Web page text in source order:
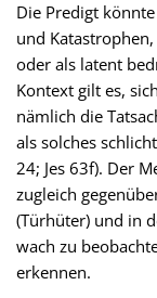
Die Predigt
und
oder als latent
Kontext gilt es,
nämlich die
als solches
24; Jes 63f). Der
zugleich
(Türhüter) und in
wach zu
erkennen.